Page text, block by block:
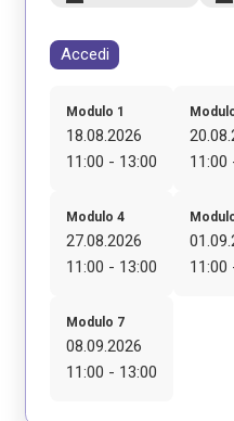
Accedi
Modulo 1
18.08.2026
11:00 - 13:00
11:00
Modulo 4
27.08.2026
11:00 - 13:00
11:00
Modulo 7
08.09.2026
11:00 - 13:00